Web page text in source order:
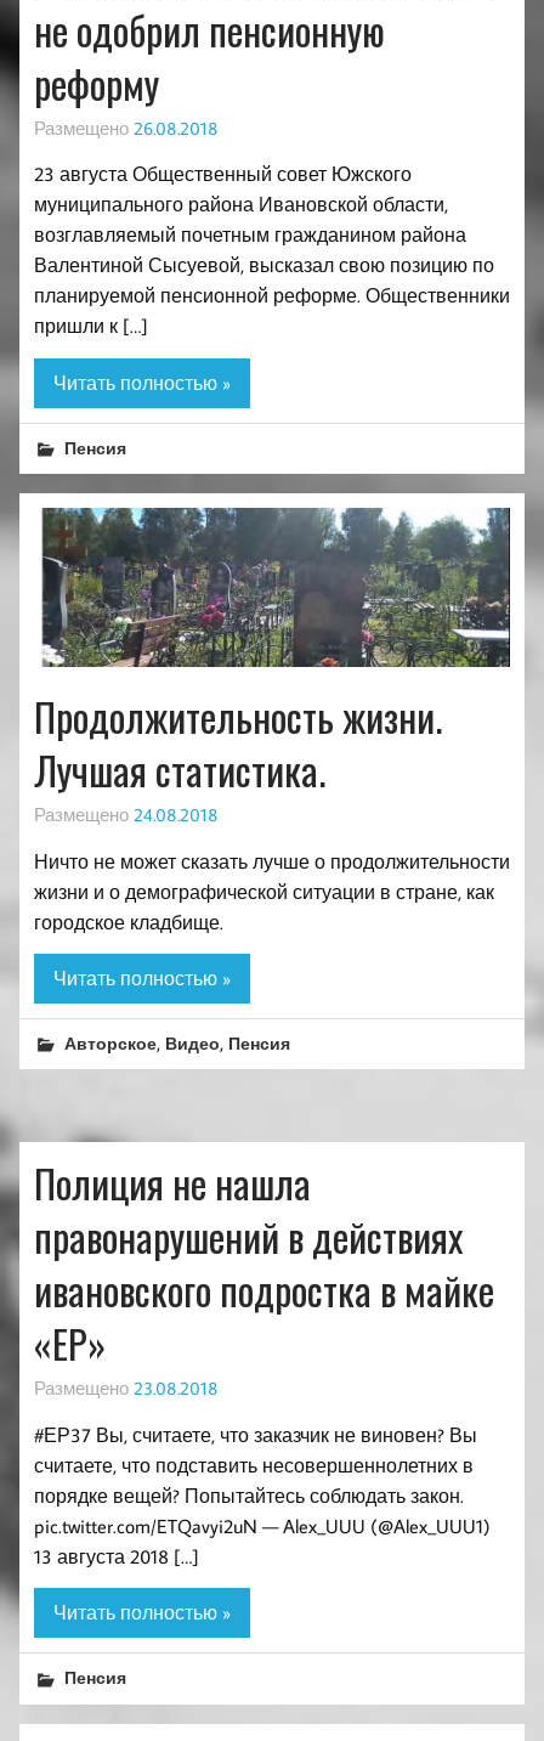
не одобрил пенсионную
реформу
Размещено 26.08.2018
23 августа Общественный совет Южского
муниципального района Ивановской области,
возглавляемый почетным гражданином района
Валентиной Сысуевой, высказал свою позицию по
планируемой пенсионной реформе. Общественники
пришли к […]
Читать полностью »
Пенсия
Продолжительность жизни.
Лучшая статистика.
Размещено 24.08.2018
Ничто не может сказать лучше о продолжительности
жизни и о демографической ситуации в стране, как
городское кладбище.
Читать полностью »
Авторское, Видео, Пенсия
Полиция не нашла
правонарушений в действиях
ивановского подростка в майке
«ЕР»
Размещено 23.08.2018
#ЕР37 Вы, считаете, что заказчик не виновен? Вы
считаете, что подставить несовершеннолетних в
порядке вещей? Попытайтесь соблюдать закон.
pic.twitter.com/ETQavyi2uN — Alex_UUU (@Alex_UUU1)
13 августа 2018 […]
Читать полностью »
Пенсия